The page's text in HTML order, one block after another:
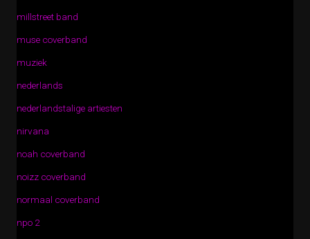
millstreet band
muse coverband
muziek
nederlands
nederlandstalige artiesten
nirvana
noah coverband
noizz coverband
normaal coverband
npo 2